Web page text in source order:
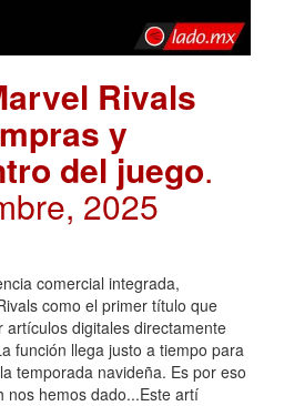
Rivals
y
del juego.
2025
comercial integrada,
como el primer título que
digitales directamente
función llega justo a tiempo para
temporada navideña. Es por eso
nos hemos dado...Este artí